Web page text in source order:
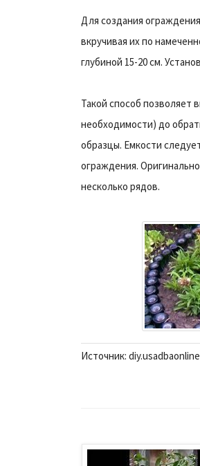
Для создания
вкручивая их по
глубиной 15-20 см.
Такой способ позволяет
необходимости) до
образцы. Емкости
ограждения.
несколько рядов.
Источник: